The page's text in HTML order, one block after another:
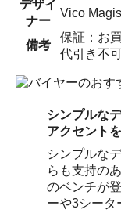
デザイ
ナー
Vico
備考
保証：お
代引き不
シンプルな
アクセントを
シンプルな
らも支持の
のベンチが
ーや3シータ